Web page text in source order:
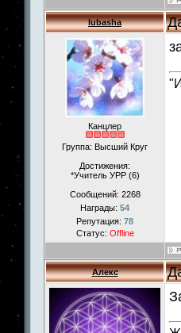
lubasha
Канцлер
Группа: Высший Круг
Достижения:
*Учитель УРР (6)
Сообщений: 2268
Награды: 54
Репутация: 78
Статус: Offline
Алекс